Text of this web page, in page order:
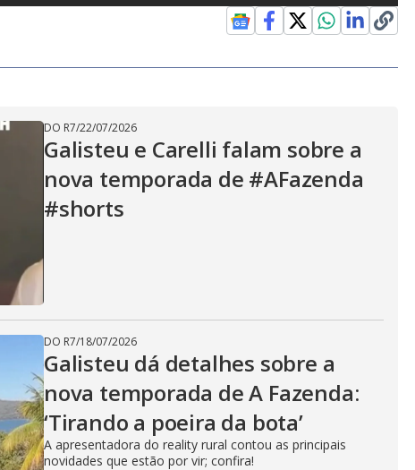
DO R7/22/07/2026
Galisteu e Carelli falam sobre a
nova temporada de #AFazenda
#shorts
DO R7/18/07/2026
Galisteu dá detalhes sobre a
nova temporada de A Fazenda:
‘Tirando a poeira da bota’
A apresentadora do reality rural contou as principais
novidades que estão por vir; confira!